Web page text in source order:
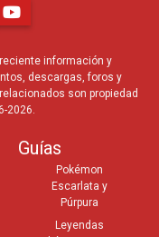
información y
descargas, foros y
son propiedad
2026.
Guías
Pokémon
Escarlata y
Púrpura
Leyendas